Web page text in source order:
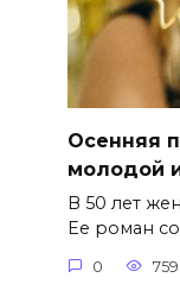
Осенняя
молодой
В 50 лет
Ее роман со
0 759